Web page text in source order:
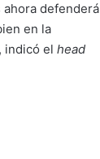
ahora defenderá
en la
indicó el head